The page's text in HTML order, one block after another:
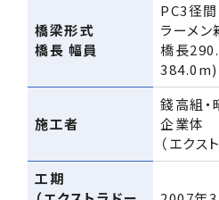
橋梁形式
橋長 幅員
PC3径間
ラーメン
橋長
施工者
錢高組・
企業体
（エクス
工期